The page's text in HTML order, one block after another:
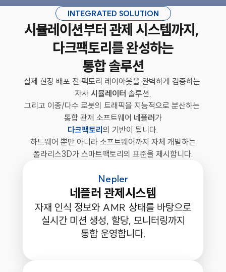
INTEGRATED SOLUTION
시뮬레이션부터 관제 시스템까지,
다크팩토리를 완성하는
통합 솔루션
실제 현장 배포 전 팩토리 레이아웃을 완벽하게 검증하는
자사 시뮬레이터 솔루션,
그리고 이종/다수 로봇의 트래픽을 지능적으로 분산하는
통합 관제 소프트웨어 네플러 가
다크팩토리 의 기반이 됩니다.
하드웨어 뿐만 아니라 소프트웨어까지 자체 개발하는
폴라리스3D가 스마트팩토리의 표준을 제시합니다.
Nepler
네플러 관제시스템
자재 인식 정보와 AMR 상태를 바탕으로
실시간 미션 생성, 할당, 모니터링까지
통합 운영합니다.